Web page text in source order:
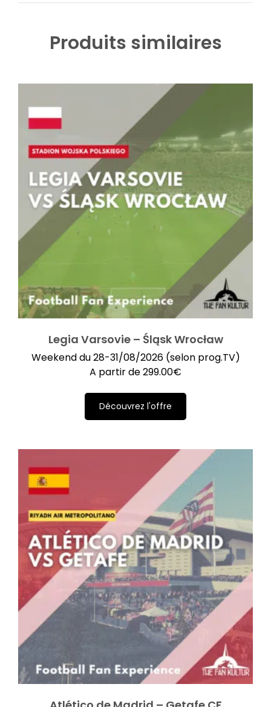
Produits similaires
Legia Varsovie – Śląsk Wrocław
Weekend du 28-31/08/2026 (selon prog.TV)
A partir de299.00€
Découvrez l'offre